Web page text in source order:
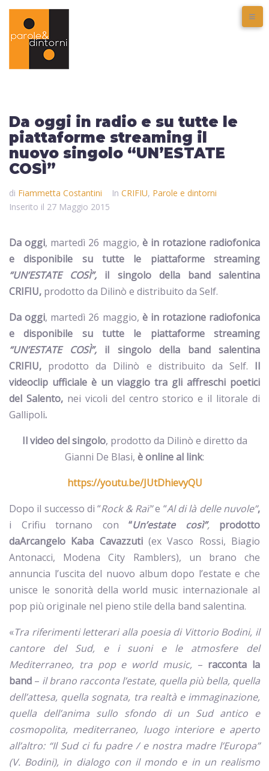
Da oggi in radio e su tutte le
piattaforme streaming il
nuovo singolo “UN’ESTATE
COSÌ”
di Fiammetta Costantini In CRIFIU, Parole e dintorni
Inserito il 27 Maggio 2015
Da oggi, martedì 26 maggio, è in rotazione radiofonica
e disponibile su tutte le piattaforme streaming
“UN’ESTATE COSÌ”, il singolo della band salentina
CRIFIU, prodotto da Dilinò e distribuito da Self.
Da oggi, martedì 26 maggio, è in rotazione radiofonica
e disponibile su tutte le piattaforme streaming
“UN’ESTATE COSÌ”, il singolo della band salentina
CRIFIU, prodotto da Dilinò e distribuito da Self. Il
videoclip ufficiale è un viaggio tra gli affreschi poetici
del Salento, nei vicoli del centro storico e il litorale di
Gallipoli.
Ilvideo del singolo, prodotto da Dilinò e diretto da
Gianni De Blasi, è online al link:
https://youtu.be/JUtDhievyQU
Dopo il successo di “Rock & Raï”e “Al di là delle nuvole”,
i
Crifiu tornano con “Un’estate così”,
prodotto
daArcangelo Kaba Cavazzuti(ex Vasco Rossi, Biagio
Antonacci, Modena City Ramblers), un brano che
annuncia l’uscita del nuovo album dopo l’estate e che
unisce le sonorità della world music internazionale al
pop più originale nel pieno stile della band salentina.
«Tra riferimenti letterari alla poesia di Vittorio Bodini, il
cantore del Sud, e i suoni e le atmosfere del
Mediterraneo, tra pop e world music, – racconta la
band – il brano racconta l’estate, quella più bella, quella
dell’attesa, quella sognata, tra realtà e immaginazione,
quella dell’anima sullo sfondo di un Sud antico e
cosmopolita, mediterraneo, luogo interiore e aperto
all’altro: “Il Sud ci fu padre / e nostra madre l’Europa”
(V. Bodini), in dialogo con il mondo e in un realismo